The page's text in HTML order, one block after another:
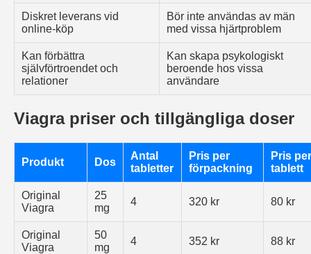
Diskret leverans vid
online-köp
Bör inte användas av män
med vissa hjärtproblem
Kan förbättra
självförtroendet och
relationer
Kan skapa psykologiskt
beroende hos vissa
användare
Viagra priser och tillgängliga doser
Produkt Dos
Antal
tabletter
Pris per
förpackning
Pris per
tablett
Original
Viagra
25
mg
4 320 kr 80 kr
Original
Viagra
50
mg
4 352 kr 88 kr